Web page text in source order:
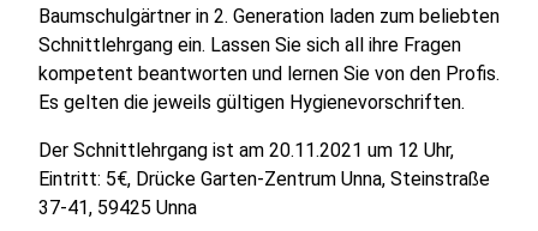
Baumschulgärtner in 2. Generation laden zum beliebten
Schnittlehrgang ein. Lassen Sie sich all ihre Fragen
kompetent beantworten und lernen Sie von den Profis.
Es gelten die jeweils gültigen Hygienevorschriften.
Der Schnittlehrgang ist am 20.11.2021 um 12 Uhr,
Eintritt: 5€, Drücke Garten-Zentrum Unna, Steinstraße
37-41, 59425 Unna